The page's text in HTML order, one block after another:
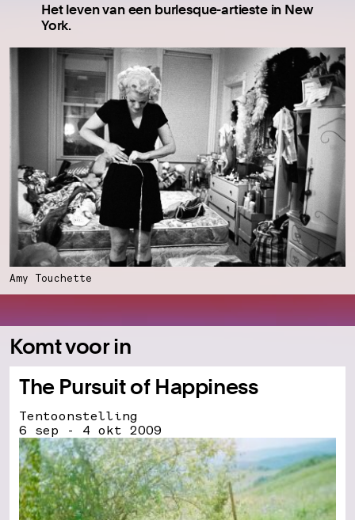
Het leven van een burlesque-artieste in New
York.
Amy Touchette
Komt voor in
The Pursuit of Happiness
Tentoonstelling
6 sep - 4 okt 2009